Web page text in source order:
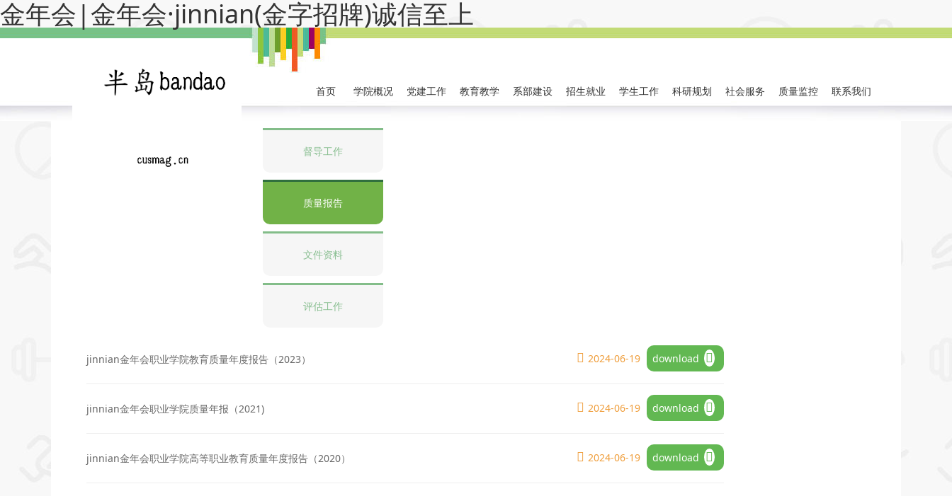
金年会|金年会·jinnian(金字招牌)诚信至上
首页 学院概况 党建工作 教育教学 系部建设 招生就业 学生工作 科研规划 社会服务 质量监控 联系我们
督导工作
质量报告
文件资料
评估工作
jinnian金年会职业学院教育质量年度报告（2023） 2024-06-19 download
jinnian金年会职业学院质量年报（2021) 2024-06-19 download
jinnian金年会职业学院高等职业教育质量年度报告（2020） 2024-06-19 download